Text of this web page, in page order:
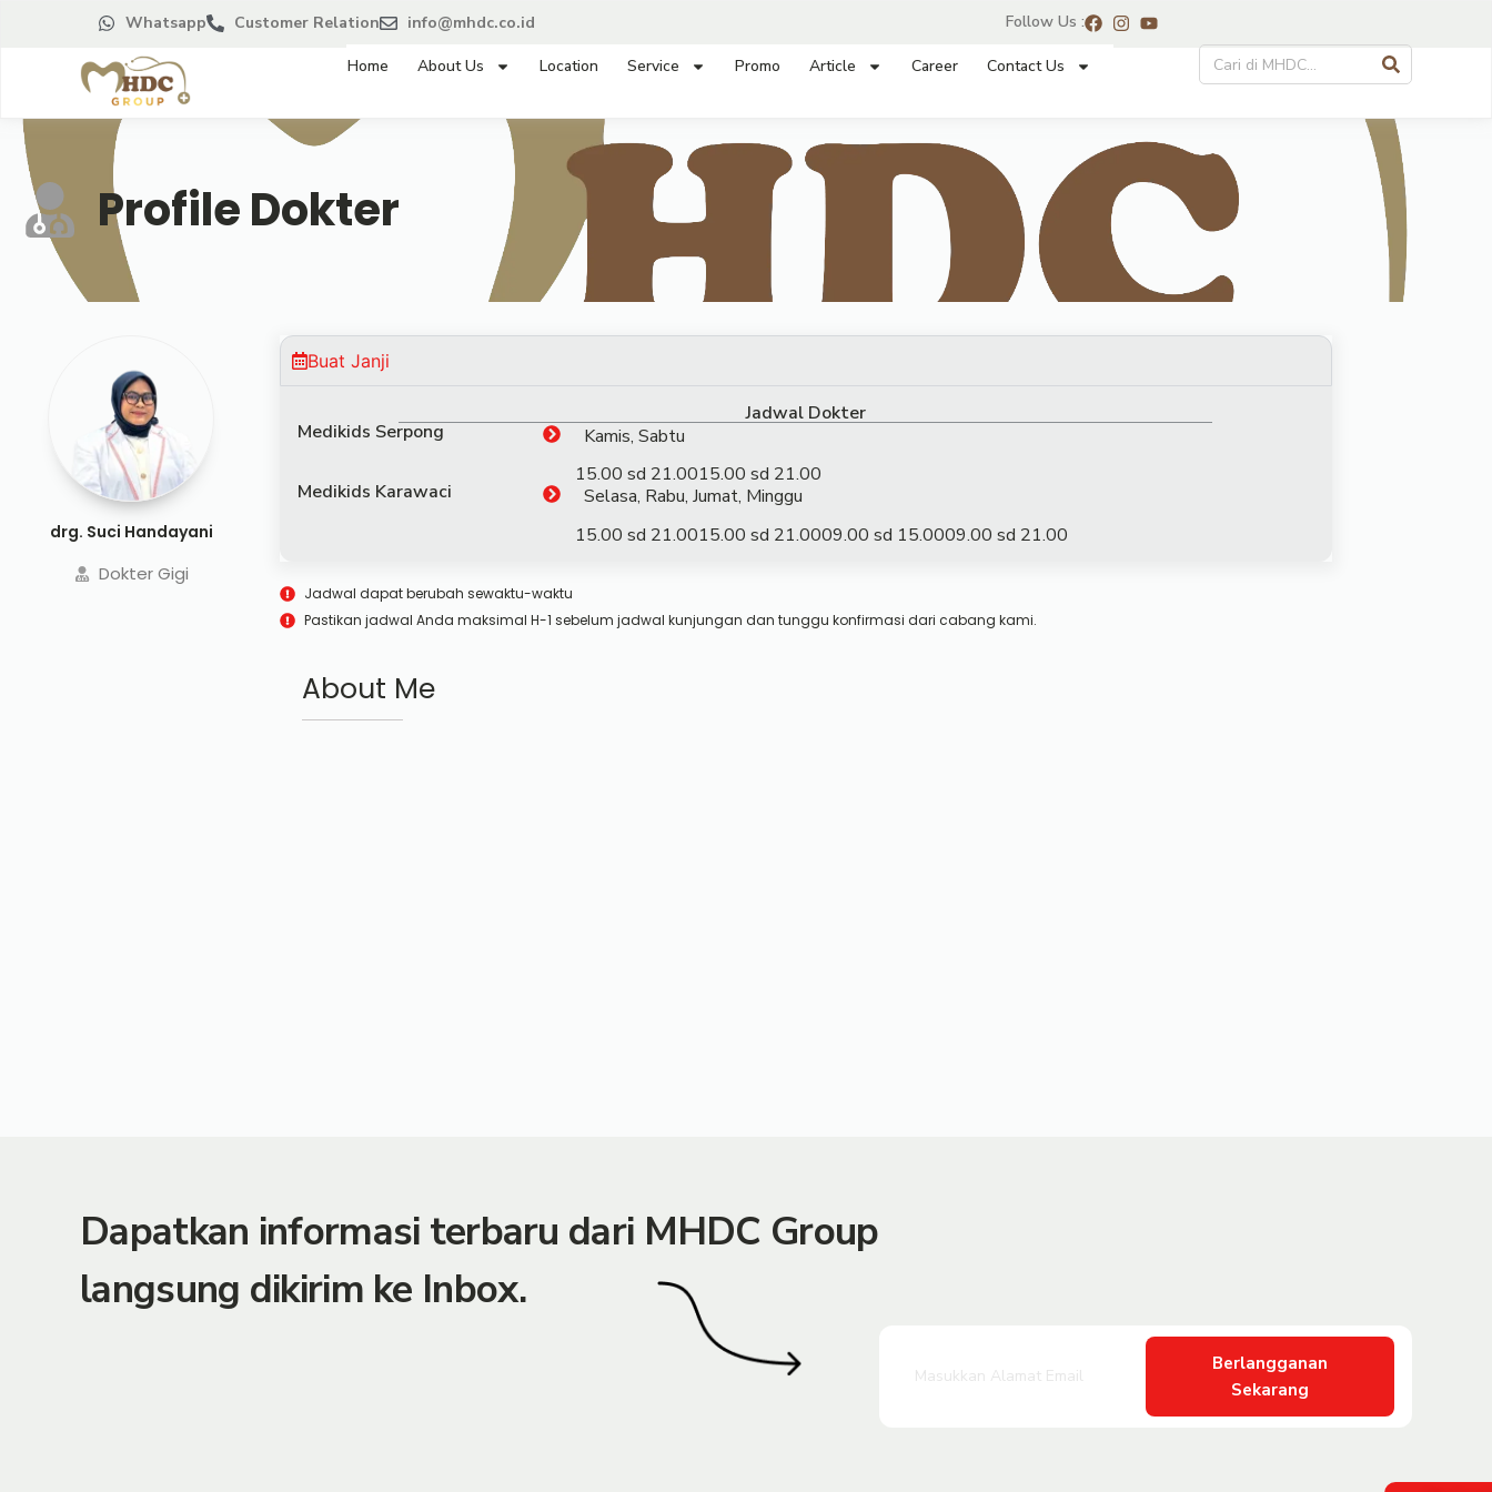
Whatsapp Customer Relation info@mhdc.co.id Follow Us :
Home About Us Location Service Promo Article Career Contact Us
Profile Dokter
drg. Suci Handayani
Dokter Gigi
Buat Janji
Jadwal Dokter
Medikids Serpong
Kamis, Sabtu
15.00 sd 21.0015.00 sd 21.00
Medikids Karawaci
Selasa, Rabu, Jumat, Minggu
15.00 sd 21.0015.00 sd 21.0009.00 sd 15.0009.00 sd 21.00
Jadwal dapat berubah sewaktu-waktu
Pastikan jadwal Anda maksimal H-1 sebelum jadwal kunjungan dan tunggu konfirmasi dari cabang kami.
About Me
Dapatkan informasi terbaru dari MHDC Group
langsung dikirim ke Inbox.
Berlangganan
Sekarang